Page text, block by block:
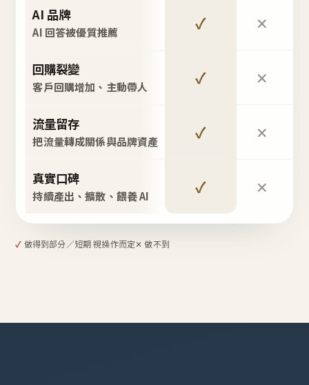
AI 品牌
AI 回答被優質推薦 ✓ ✕
回購裂變
客戶回購增加、主動帶人 ✓ ✕
流量留存
把流量轉成關係與品牌資產 ✓ ✕
真實口碑
持續產出、擴散、餵養 AI ✓ ✕
✓ 做得到部分／短期 視操作而定✕ 做不到